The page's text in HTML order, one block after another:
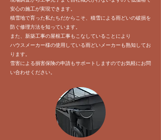
安心の施工が実現できます。
積雪地で育った私たちだからこそ、積雪による雨どいの破損を
防ぐ修理方法を知っています。
また、新築工事の屋根工事もこなしていることにより
ハウスメーカー様の使用している雨どいメーカーも熟知してお
ります。
​雪害による損害保険の申請もサポートしますのでお気軽にお問
い合わせください。